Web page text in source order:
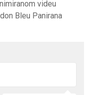
videu
Bleu Panirana